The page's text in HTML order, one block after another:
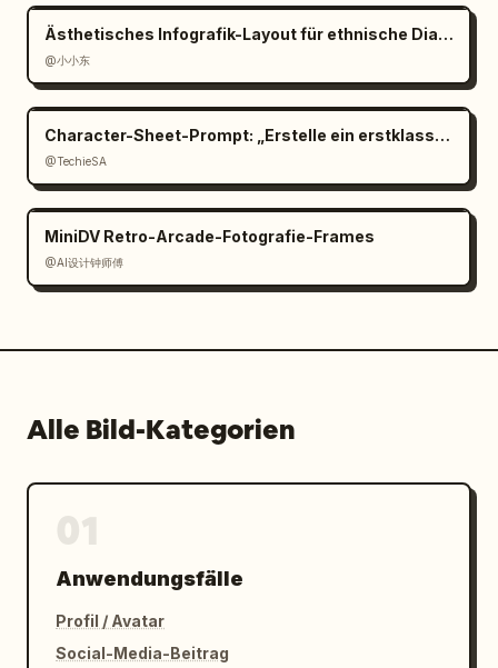
von links, sanft leuchtende Highlights auf
Goldfolie, dezente
Vignette","render_quality":"hochdetailliert,
knackige Papiertexturen, geschichtete Tiefe,
realistische Schatten, glänzende Tinte,
hochauflösendes Produktfotografie-
Finish"},"constraints":"Keine modernen
Objekte, kein flacher Poster-Look,
dekorativem kleinem Text), das Gefühl
Ästhetisches Infografik-Layout für ethnische Dialekte
@小小东
Character-Sheet-Prompt: „Erstelle ein erstklassiges cinemat
@TechieSA
MiniDV Retro-Arcade-Fotografie-Frames
@AI设计钟师傅
Alle Bild-Kategorien
Anwendungsfälle
Profil / Avatar
Social-Media-Beitrag